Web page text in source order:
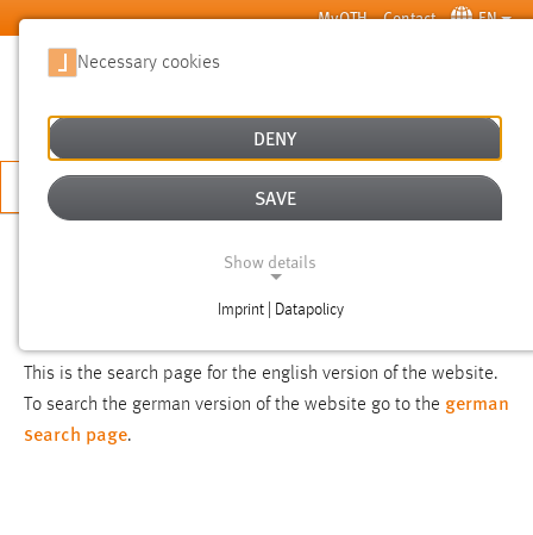
Skip to main content MyOTH Contact EN
APPLY NOW
This is the search page for the english version of the website.
To search the german version of the website go to the german
search page.
Necessary cookies
DENY
SAVE
Show details
Imprint | Datapolicy